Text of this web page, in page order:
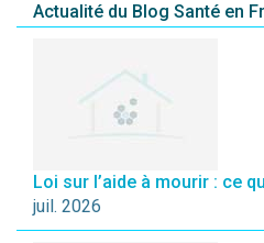
Actualité du Blog Santé en
Loi sur l’aide à mourir : ce
juil. 2026